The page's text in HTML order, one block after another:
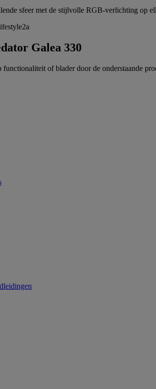
sfeer met de stijlvolle RGB-verlichting op
Galea 330
functionaliteit of blader door de onderstaande